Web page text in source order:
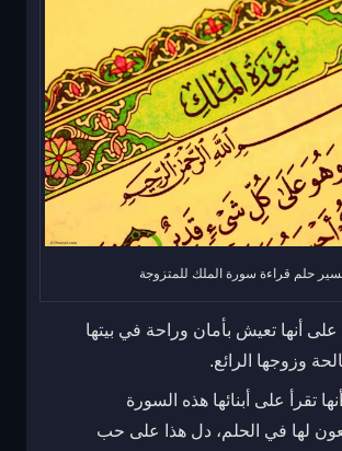
حلم قراءة سورة الملك للمتزوجة
على أنها تعيش بأمان وراحة في بيتها
وزوجها الرائع.
تقرأ على أبنائها هذه السورة
لها في الحلم، دل هذا على حب